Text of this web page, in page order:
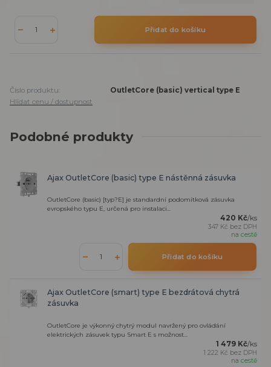
Přidat do košíku
Číslo produktu:
OutletCore (basic) vertical type E
Hlídat cenu / dostupnost
Podobné produkty
Ajax OutletCore (basic) type E nástěnná zásuvka
OutletCore (basic) [typ?E] je standardní podomítková zásuvka
evropského typu E, určená pro instalaci...
420 Kč/ks
347 Kč bez DPH
na cestě
Přidat do košíku
Ajax OutletCore (smart) type E bezdrátová chytrá
zásuvka
OutletCore je výkonný chytrý modul navržený pro ovládání
elektrických zásuvek typu Smart E s možnost...
1 479 Kč/ks
1 222 Kč bez DPH
na cestě